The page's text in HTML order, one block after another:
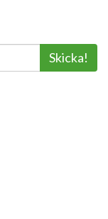
Skicka!